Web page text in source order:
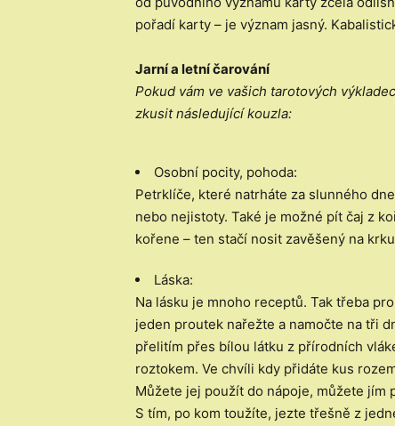
pořadí karty – je význam jasný.
Jarní a letní čarování
Pokud vám ve vašich tarotových
zkusit následující kouzla:
Osobní pocity, pohoda:
Petrklíče, které natrháte za slunného
nebo nejistoty. Také je možné pít čaj z
kořene – ten stačí nosit zavěšený na
Láska:
Na lásku je mnoho receptů. Tak třeba
jeden proutek nařežte a namočte na tři
přelitím přes bílou látku z přírodních
roztokem. Ve chvíli kdy přidáte kus
Můžete jej použít do nápoje, můžete jím
S tím, po kom toužíte, jezte třešně z